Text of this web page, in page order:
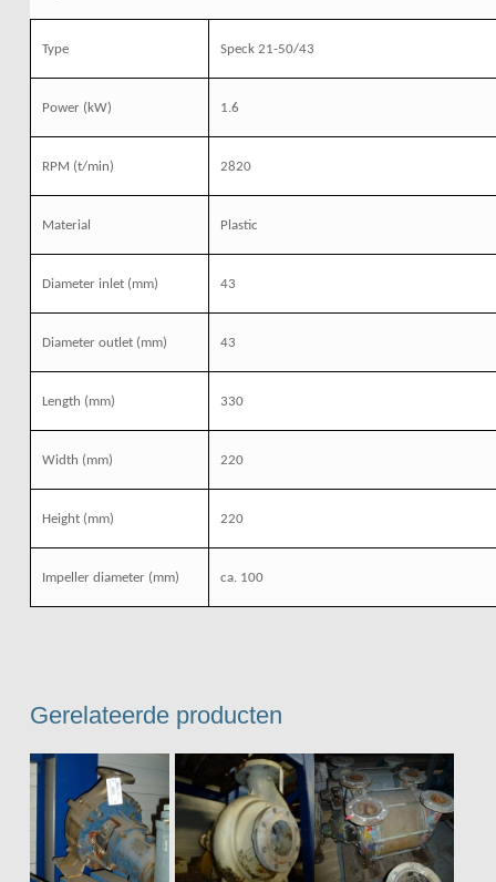
Type Speck 21-50/43
Power(kW) 1.6
RPM (t/min) 2820
Material Plastic
Diameter inlet(mm) 43
Diameter outlet(mm) 43
Length (mm) 330
Width (mm) 220
Height(mm) 220
Impeller diameter(mm) ca. 100
Gerelateerde producten